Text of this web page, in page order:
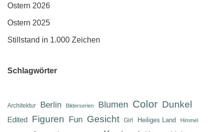
Ostern 2026
Ostern 2025
Stillstand in 1.000 Zeichen
Schlagwörter
Architektur Berlin Bilderserien Blumen Color Dunkel
Edited Figuren Fun Gesicht Girl Heiliges Land Himmel